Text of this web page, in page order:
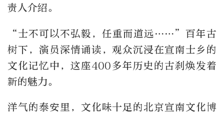
责人介绍。
“士不可以不弘毅，任重而道远……”百年古
树下，演员深情诵读，观众沉浸在宣南士乡的
文化记忆中，这座400多年历史的古刹焕发着
新的魅力。
洋气的泰安里，文化味十足的北京宣南文化博